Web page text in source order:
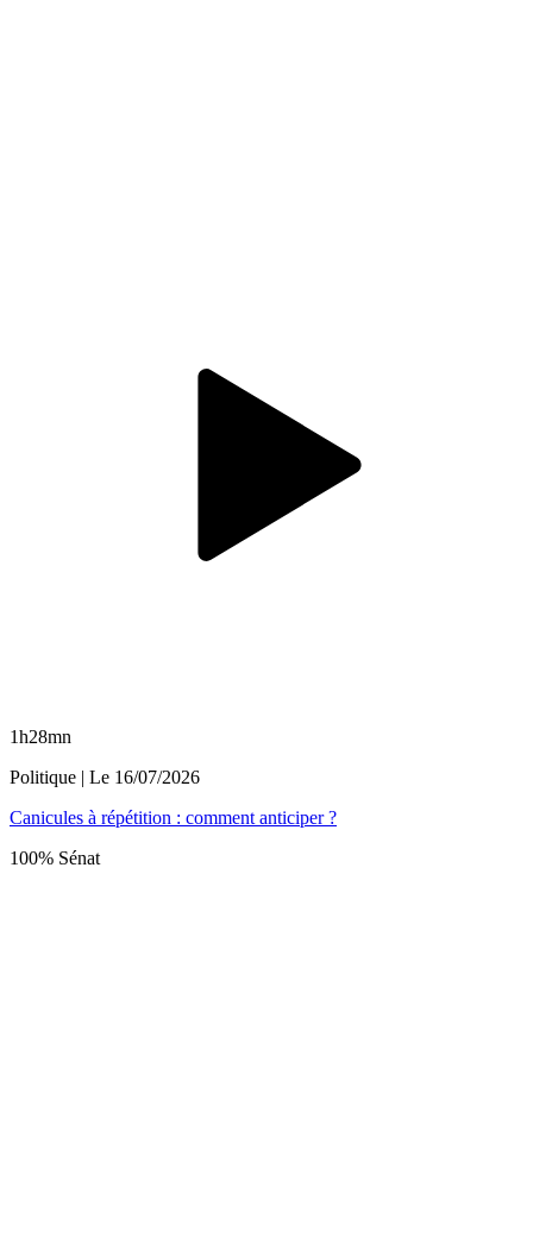
1h28mn
Politique | Le 16/07/2026
Canicules à répétition : comment anticiper ?
100% Sénat